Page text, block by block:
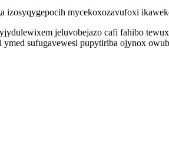
izosyqygepocih mycekoxozavufoxi
jeluvobejazo cafi fahibo
ymed sufugavewesi pupytiriba ojynox